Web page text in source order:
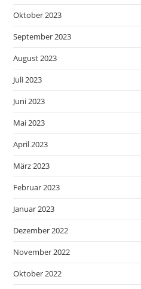
Oktober 2023
September 2023
August 2023
Juli 2023
Juni 2023
Mai 2023
April 2023
März 2023
Februar 2023
Januar 2023
Dezember 2022
November 2022
Oktober 2022